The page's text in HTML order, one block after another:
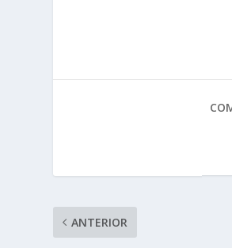
ANTERIOR